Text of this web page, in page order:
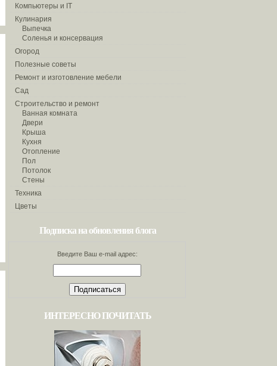
Компьютеры и IT
Кулинария
Выпечка
Соленья и консервация
Огород
Полезные советы
Ремонт и изготовление мебели
Сад
Строительство и ремонт
Ванная комната
Двери
Крыша
Кухня
Отопление
Пол
Потолок
Стены
Техника
Цветы
Подписка на обновления блога
Введите Ваш e-mail адрес:
ИНТЕРЕСНО ПОЧИТАТЬ